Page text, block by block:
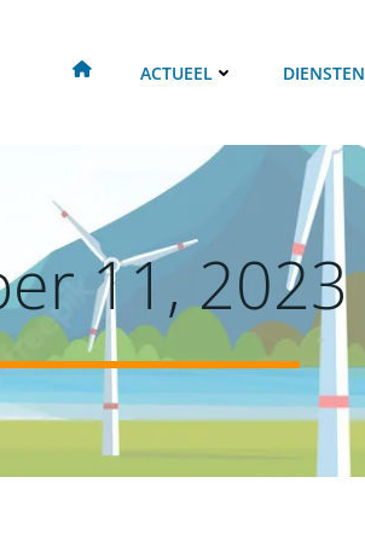
ACTUEEL DIENSTEN
11, 2023